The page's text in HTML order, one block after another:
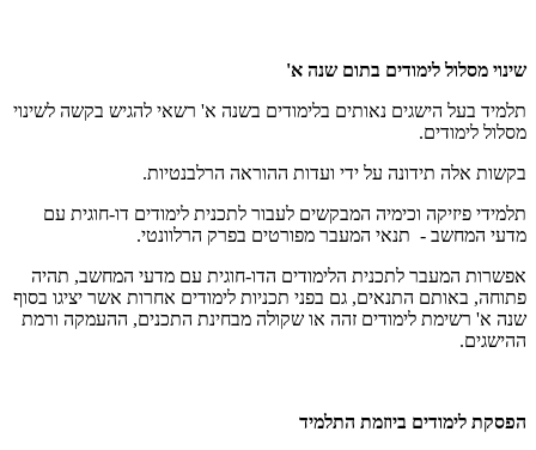
שינוי מסלול לימודים בתום שנה א'
תלמיד בעל הישגים נאותים בלימודים בשנה א' רשאי להגיש בקשה לשינוי
מסלול לימודים.
בקשות אלה תידונה על ידי ועדות ההוראה הרלבנטיות.
תלמידי פיזיקה וכימיה המבקשים לעבור לתכנית לימודים דו-חוגית עם
מדעי המחשב - תנאי המעבר מפורטים בפרק הרלוונטי.
אפשרות המעבר לתכנית הלימודים הדו-חוגית עם מדעי המחשב, תהיה
פתוחה, באותם התנאים, גם בפני תכניות לימודים אחרות אשר יציגו בסוף
שנה א' רשימת לימודים זהה או שקולה מבחינת התכנים, ההעמקה ורמת
ההישגים.
הפסקת לימודים ביוזמת התלמיד